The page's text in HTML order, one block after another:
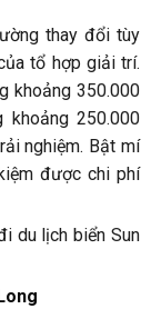
thay đổi tùy
tổ hợp giải trí.
khoảng 350.000
250.000
nghiệm. Bật mí
được chi phí
du lịch biển Sun